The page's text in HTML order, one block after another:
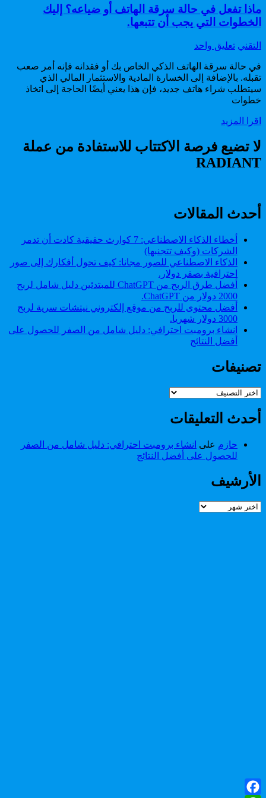
ماذا تفعل في حالة سرقة الهاتف أو ضياعه؟ إليك
الخطوات التي يجب أن تتبعها.
Author:
التقني تعليق واحد
تفعل
في
حالة
إليك
في حالة سرقة الهاتف الذكي الخاص بك أو فقدانه فإنه أمر صعب
تقبله. بالإضافة إلى الخسارة المادية والاستثمار المالي الذي
سيتطلب شراء هاتف جديد، فإن هذا يعني أيضًا الحاجة إلى اتخاذ
خطوات
اقرا المزيد
في
حالة
سرقة
إليك
الخطوات
التي
يجب
أن
تتبعها.
لا تضيع فرصة الاكتتاب للاستفادة من عملة
RADIANT
أحدث المقالات
أخطاء الذكاء الاصطناعي: 7 كوارث حقيقية كادت أن تدمر
الشركات (وكيف تتجنبها)
الذكاء الاصطناعي للصور مجانا: كيف تحول أفكارك إلى صور
احترافية بصفر دولار.
أفضل طرق الربح من ChatGPT للمبتدئين دليل شامل لربح
2000 دولار من ChatGPT.
أفضل محتوى للربح من موقع إلكتروني نيتشات سرية لربح
3000 دولار شهريا.
انشاء برومبت احترافي: دليل شامل من الصفر للحصول على
أفضل النتائج
تصنيفات
تصنيفات
أحدث التعليقات
حازم على انشاء برومبت احترافي: دليل شامل من الصفر
للحصول على أفضل النتائج
الأرشيف
الأرشيف